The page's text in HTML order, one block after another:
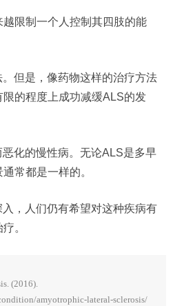
限制一个人控制其四肢的能
但是，像药物这样的治疗方法
的程度上成功减缓ALS的发
化的慢性病。无论ALS是多早
常都是一样的。
，人们仍有希望对这种疾病有
。
(2016).
amyotrophic-lateral-sclerosis/